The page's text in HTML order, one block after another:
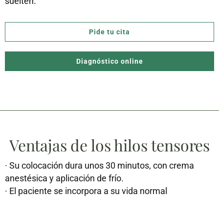
Pide tu cita
Diagnóstico online
Ventajas de los hilos tensores
· Su colocación dura unos 30 minutos, con crema
anestésica y aplicación de frío.
· El paciente se incorpora a su vida normal